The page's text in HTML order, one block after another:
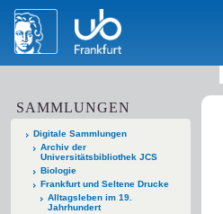
SAMMLUNGEN
Digitale Sammlungen
Archiv der
Universitätsbibliothek JCS
Biologie
Frankfurt und Seltene Drucke
Alltagsleben im 19.
Jahrhundert